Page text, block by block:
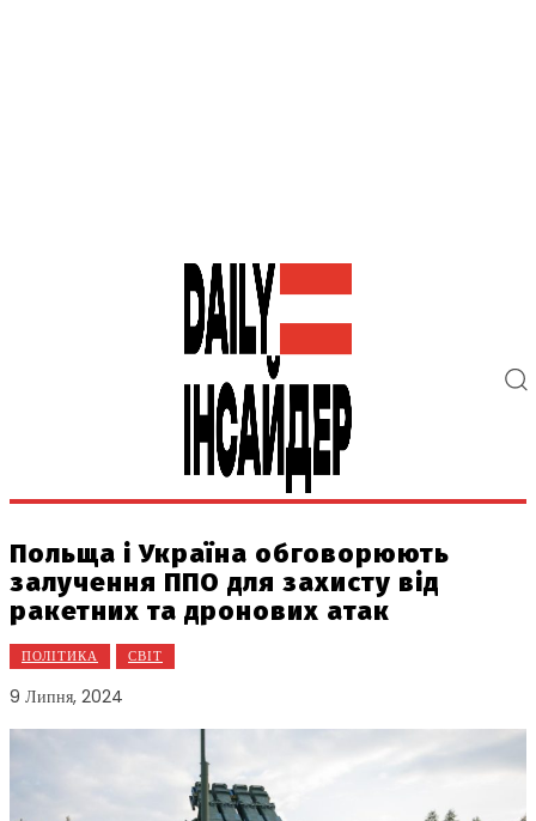
Польща і Україна обговорюють
залучення ППО для захисту від
ракетних та дронових атак
ПОЛІТИКА СВІТ
9 Липня, 2024